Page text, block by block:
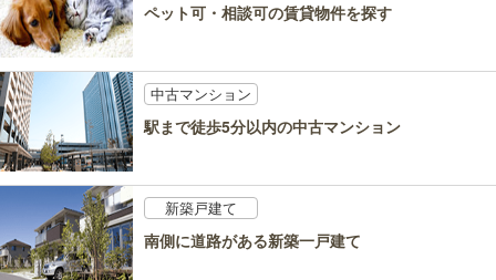
ペット可・相談可の賃貸物件を探す
中古マンション
駅まで徒歩5分以内の中古マンション
新築戸建て
南側に道路がある新築一戸建て